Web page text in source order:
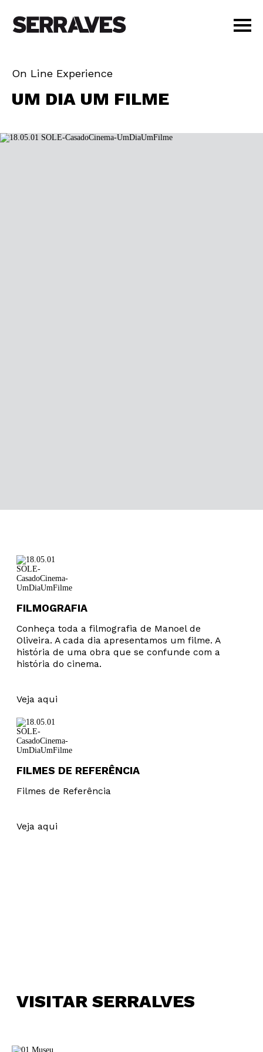
AGENDA
APRENDER
PT | EN
On Line Experience
UM DIA UM FILME
FILMOGRAFIA
Conheça toda a filmografia de Manoel de
Oliveira. A cada dia apresentamos um filme. A
história de uma obra que se confunde com a
história do cinema.
Veja aqui
FILMES DE REFERÊNCIA
Filmes de Referência
Veja aqui
VISITAR SERRALVES
Interesses